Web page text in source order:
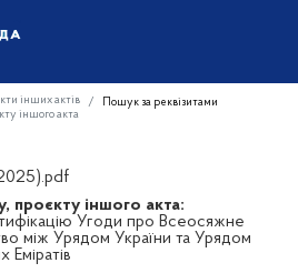
інших актів
Пошук за реквізитами
іншого акта
проєкту іншого акта:
Угоди про Всеосяжне
між Урядом України та Урядом